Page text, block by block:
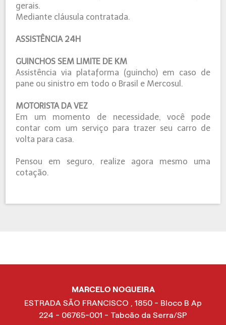
gerais.
Mediante cláusula contratada.
ASSISTÊNCIA 24H
GUINCHOS SEM LIMITE DE KM
Assistência via plataforma (guincho) em caso de
pane ou sinistro em todo o Brasil e Mercosul.
MOTORISTA DA VEZ
Em um momento de necessidade, você pode
contar com um serviço para trazer seu carro de
volta para casa.
Pensou em seguro, realize agora mesmo uma
cotação.
MARCELO NOGUEIRA
ESTRADA SÃO FRANCISCO , 1850 - Bloco B Ap
224 - 06765-001 - Taboão da Serra/SP